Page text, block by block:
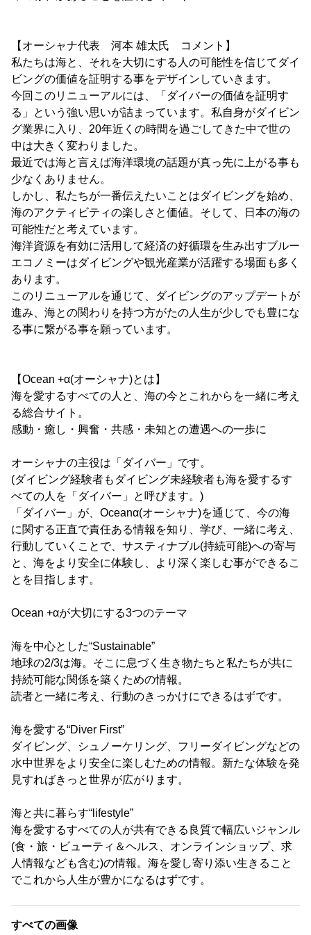
【オーシャナ代表 河本 雄太氏 コメント】
私たちは海と、それを大切にする人の可能性を信じてダイ
ビングの価値を証明する事をデザインしていきます。
今回このリニューアルには、「ダイバーの価値を証明す
る」という強い思いが詰まっています。私自身がダイビン
グ業界に入り、20年近くの時間を過ごしてきた中で世の
中は大きく変わりました。
最近では海と言えば海洋環境の話題が真っ先に上がる事も
少なくありません。
しかし、私たちが一番伝えたいことはダイビングを始め、
海のアクティビティの楽しさと価値。そして、日本の海の
可能性だと考えています。
海洋資源を有効に活用して経済の好循環を生み出すブルー
エコノミーはダイビングや観光産業が活躍する場面も多く
あります。
このリニューアルを通じて、ダイビングのアップデートが
進み、海との関わりを持つ方がたの人生が少しでも豊にな
る事に繋がる事を願っています。
【Ocean +α(オーシャナ)とは】
海を愛するすべての人と、海の今とこれからを一緒に考え
る総合サイト。
感動・癒し・興奮・共感・未知との遭遇への一歩に
オーシャナの主役は「ダイバー」です。
(ダイビング経験者もダイビング未経験者も海を愛するす
べての人を「ダイバー」と呼びます。)
「ダイバー」が、Oceanα(オーシャナ)を通じて、今の海
に関する正直で責任ある情報を知り、学び、一緒に考え、
行動していくことで、サスティナブル(持続可能)への寄与
と、海をより安全に体験し、より深く楽しむ事ができるこ
とを目指します。
Ocean +αが大切にする3つのテーマ
海を中心とした“Sustainable”
地球の2/3は海。そこに息づく生き物たちと私たちが共に
持続可能な関係を築くための情報。
読者と一緒に考え、行動のきっかけにできるはずです。
海を愛する“Diver First”
ダイビング、シュノーケリング、フリーダイビングなどの
水中世界をより安全に楽しむための情報。新たな体験を発
見すればきっと世界が広がります。
海と共に暮らす“lifestyle”
海を愛するすべての人が共有できる良質で幅広いジャンル
(食・旅・ビューティ＆ヘルス、オンラインショップ、求
人情報なども含む)の情報。海を愛し寄り添い生きること
でこれから人生が豊かになるはずです。
すべての画像